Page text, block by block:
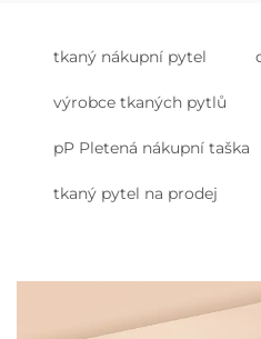
tkaný nákupní pytel
výrobce tkaných pytlů
pP Pletená nákupní taška
tkaný pytel na prodej